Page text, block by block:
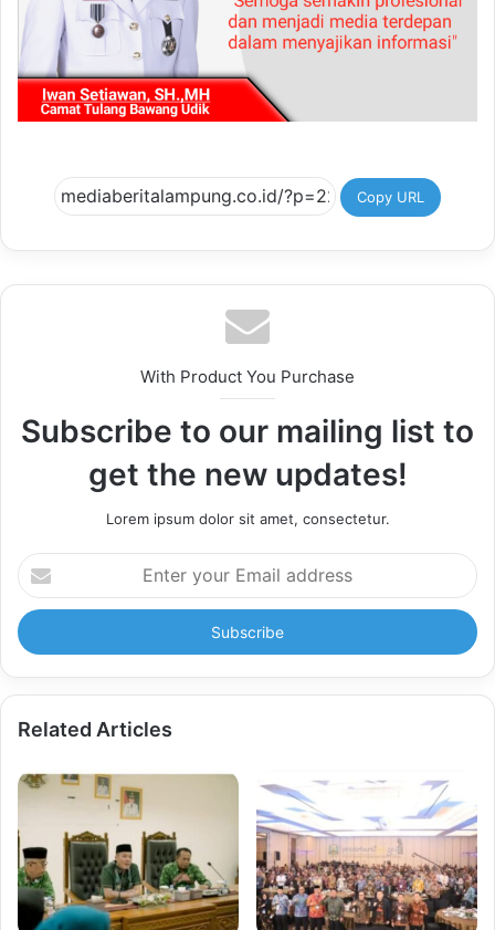
Copy URL
With Product You Purchase
Subscribe to our mailing list to
get the new updates!
Lorem ipsum dolor sit amet, consectetur.
Enter
your
Email
address
Related Articles